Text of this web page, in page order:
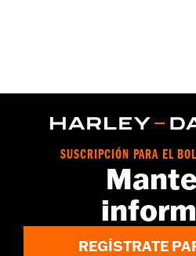
SUSCRIPCIÓN PARA EL
REGÍSTRATE